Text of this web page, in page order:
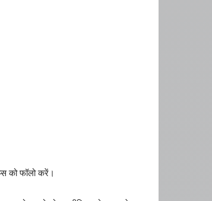
को फॉलो करें।